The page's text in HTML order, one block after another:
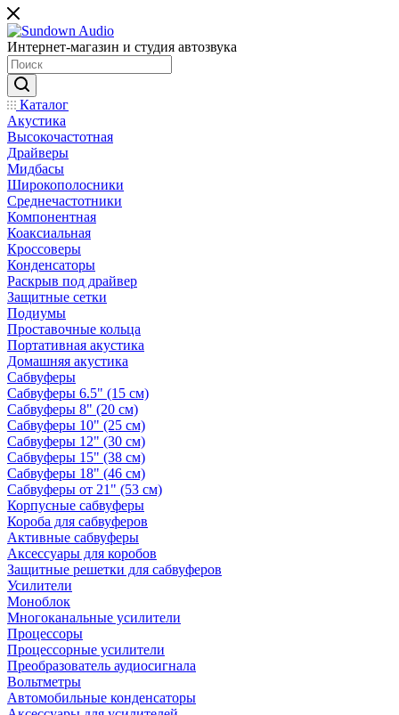
Интернет-магазин и студия автозвука
Каталог
Акустика
Высокочастотная
Драйверы
Мидбасы
Широкополосники
Среднечастотники
Компонентная
Коаксиальная
Кроссоверы
Конденсаторы
Раскрыв под драйвер
Защитные сетки
Подиумы
Проставочные кольца
Портативная акустика
Домашняя акустика
Сабвуферы
Сабвуферы 6.5" (15 см)
Сабвуферы 8" (20 см)
Сабвуферы 10" (25 см)
Сабвуферы 12" (30 см)
Сабвуферы 15" (38 см)
Сабвуферы 18" (46 см)
Сабвуферы от 21" (53 см)
Корпусные сабвуферы
Короба для сабвуферов
Активные сабвуферы
Аксессуары для коробов
Защитные решетки для сабвуферов
Усилители
Моноблок
Многоканальные усилители
Процессоры
Процессорные усилители
Преобразователь аудиосигнала
Вольтметры
Автомобильные конденсаторы